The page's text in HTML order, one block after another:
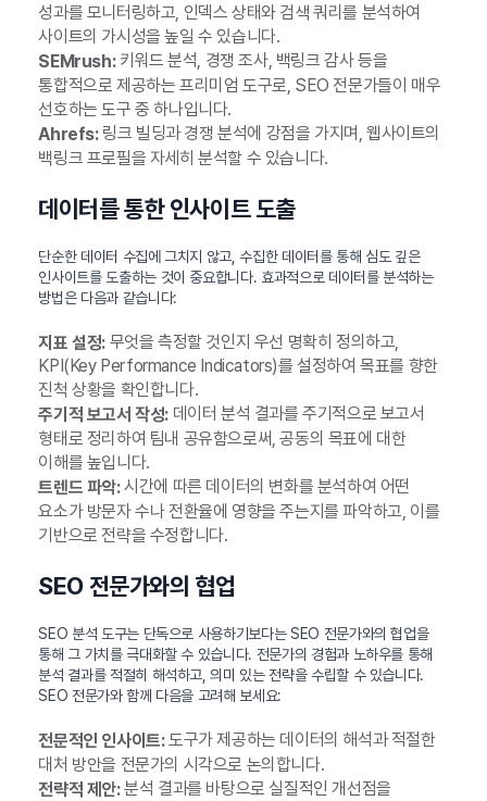
성과를 모니터링하고, 인덱스 상태와 검색 쿼리를 분석하여
사이트의 가시성을 높일 수 있습니다.
SEMrush:키워드 분석, 경쟁 조사, 백링크 감사 등을
통합적으로 제공하는 프리미엄 도구로, SEO 전문가들이 매우
선호하는 도구 중 하나입니다.
Ahrefs:링크 빌딩과 경쟁 분석에 강점을 가지며, 웹사이트의
백링크 프로필을 자세히 분석할 수 있습니다.
데이터를 통한 인사이트 도출
단순한 데이터 수집에 그치지 않고, 수집한 데이터를 통해 심도 깊은
인사이트를 도출하는 것이 중요합니다. 효과적으로 데이터를 분석하는
방법은 다음과 같습니다:
지표 설정:무엇을 측정할 것인지 우선 명확히 정의하고,
KPI(Key Performance Indicators)를 설정하여 목표를 향한
진척 상황을 확인합니다.
주기적 보고서 작성:데이터 분석 결과를 주기적으로 보고서
형태로 정리하여 팀내 공유함으로써, 공동의 목표에 대한
이해를 높입니다.
트렌드 파악:시간에 따른 데이터의 변화를 분석하여 어떤
요소가 방문자 수나 전환율에 영향을 주는지를 파악하고, 이를
기반으로 전략을 수정합니다.
SEO 전문가와의 협업
SEO 분석 도구는 단독으로 사용하기보다는 SEO 전문가와의 협업을
통해 그 가치를 극대화할 수 있습니다. 전문가의 경험과 노하우를 통해
분석 결과를 적절히 해석하고, 의미 있는 전략을 수립할 수 있습니다.
SEO 전문가와 함께 다음을 고려해 보세요:
전문적인 인사이트:도구가 제공하는 데이터의 해석과 적절한
대처 방안을 전문가의 시각으로 논의합니다.
전략적 제안:분석 결과를 바탕으로 실질적인 개선점을